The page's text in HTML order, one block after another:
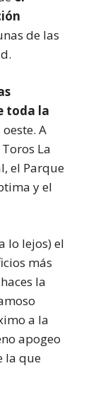
de las
toda la
A
La
el Parque
y el
lo lejos) el
más
la
a la
apogeo
la que